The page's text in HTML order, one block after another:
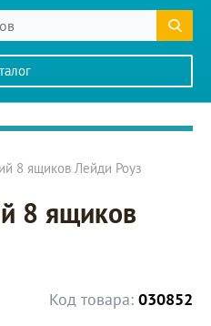
8 ящиков Лейди Роуз
8 ящиков
Код товара: 030852